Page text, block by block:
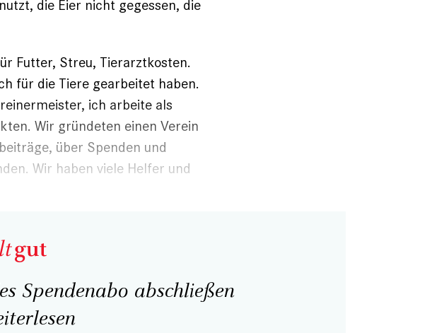
die Eier nicht gegessen, die
Futter, Streu, Tierarztkosten.
für die Tiere gearbeitet haben.
ich arbeite als
Wir gründeten einen Verein
über Spenden und
Wir haben viele Helfer und
Spendenabo abschließen